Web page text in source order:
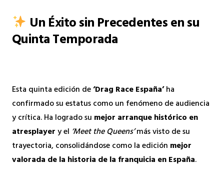
Un Éxito sin Precedentes en su
Quinta Temporada
Esta quinta edición de‘Drag Race España’ha
confirmado su estatus como un fenómeno de audiencia
y crítica. Ha logrado su mejor arranque histórico en
atresplayery el ‘Meet the Queens’más visto de su
trayectoria, consolidándose como la edición mejor
valorada de la historia de la franquicia en España.